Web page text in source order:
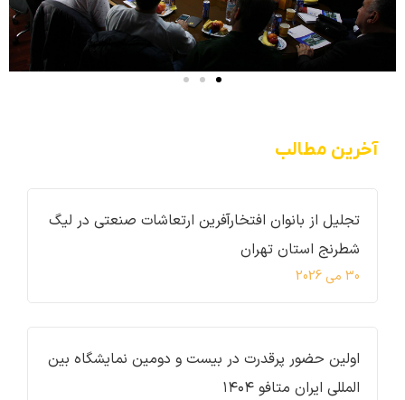
آخرین مطالب
تجلیل از بانوان افتخارآفرین ارتعاشات صنعتی در لیگ
شطرنج استان تهران
30 می 2026
اولین حضور پرقدرت در بیست و دومین نمایشگاه بین
المللی ایران متافو ۱۴۰۴